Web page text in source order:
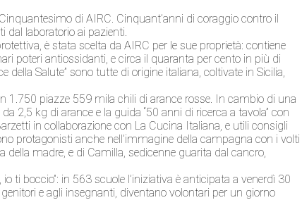
di AIRC. Cinquant’anni di coraggio contro il
dal laboratorio ai pazienti.
è stata scelta da AIRC per le sue proprietà: contiene
poteri antiossidanti, e circa il quaranta per cento in più di
della Salute” sono tutte di origine italiana, coltivate in Sicilia,
1.750 piazze 559 mila chili di arance rosse. In cambio di una
2,5 kg di arance e la guida “50 anni di ricerca a tavola” con
in collaborazione con La Cucina Italiana, e utili consigli
protagonisti anche nell’immagine della campagna con i volti
madre, e di Camilla, sedicenne guarita dal cancro,
ti boccio”: in 563 scuole l’iniziativa è anticipata a venerdì 30
e agli insegnanti, diventano volontari per un giorno